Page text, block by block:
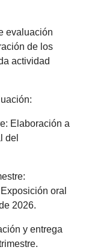
evaluación
de los
actividad
Elaboración a
del
oral
2026.
y entrega